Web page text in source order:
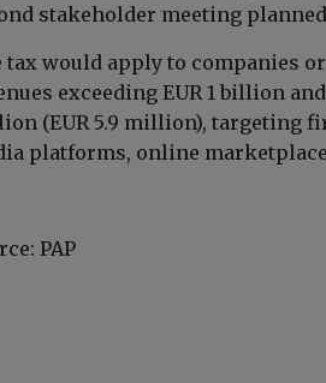
stakeholder meeting
tax would apply to companies
exceeding EUR 1 billion
(EUR 5.9 million), targeting
platforms, online
PAP